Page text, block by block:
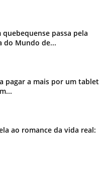
passa pela
do Mundo de...
pagar a mais por um tablet
ao romance da vida real: